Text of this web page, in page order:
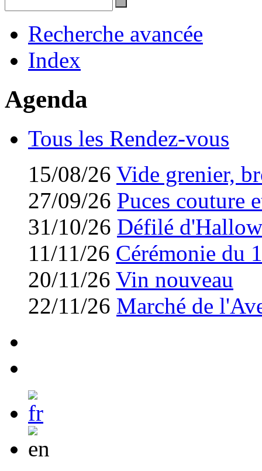
Recherche avancée
Index
Agenda
Tous les Rendez-vous
15/08/26 Vide grenier,
27/09/26 Puces couture
31/10/26 Défilé
11/11/26 Cérémonie du
20/11/26 Vin nouveau
22/11/26 Marché de